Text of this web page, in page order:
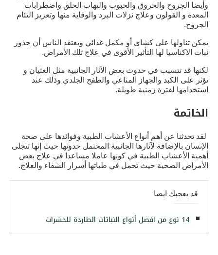
وأيضا الجروح والحروق والحبوب والتهاب الحلق واضطرابات
المعدة و القولون وعلاج نزلات البرد والوقاية منها وتعزيز التئام
الجروح.
يمكن تناولها على كشاي أو مكمل غذائي ويعتقد الناس أن جذور
نبات الاكناسيا لها التأثير الأقوى في علاج تلك الأمراض.
لكنها قد تتسبب في حدوث بعض الآثار الجانبية مثل الغثيان و
تؤثر على الكبد والجهاز المناعي والطفح الجلدي وذلك عند
استخدامها لفترة زمنية طويلة.
الخاتمة
لقد تحدثنا عن أهم أنواع الأعشاب الطبية وفوائدها على صحة
الإنسان بالإضافة لآثارها الجانبية المحتمل حدوثها حيث إنها تتجلى
أهمية الأعشاب الطبية في كونها عاملا مساعدا في علاج بعض
الأمراض الصحية حيث تحمل في طياتها أسرار الشفاء والعلاج.
قد يعجبك ايضا
14 نوع من افضل أنواع النباتات الطاردة للحشرات